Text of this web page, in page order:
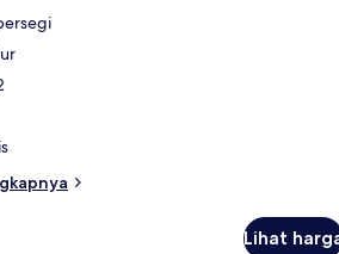
Lihat